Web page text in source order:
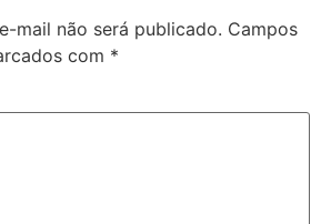
mail não será publicado. Campos
com *